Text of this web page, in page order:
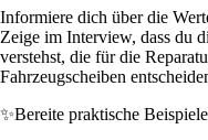
Informiere dich über die
Zeige im Interview, dass du
verstehst, die für die
Fahrzeugscheiben
✨Bereite praktische